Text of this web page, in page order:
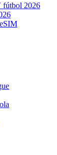
fútbol 2026